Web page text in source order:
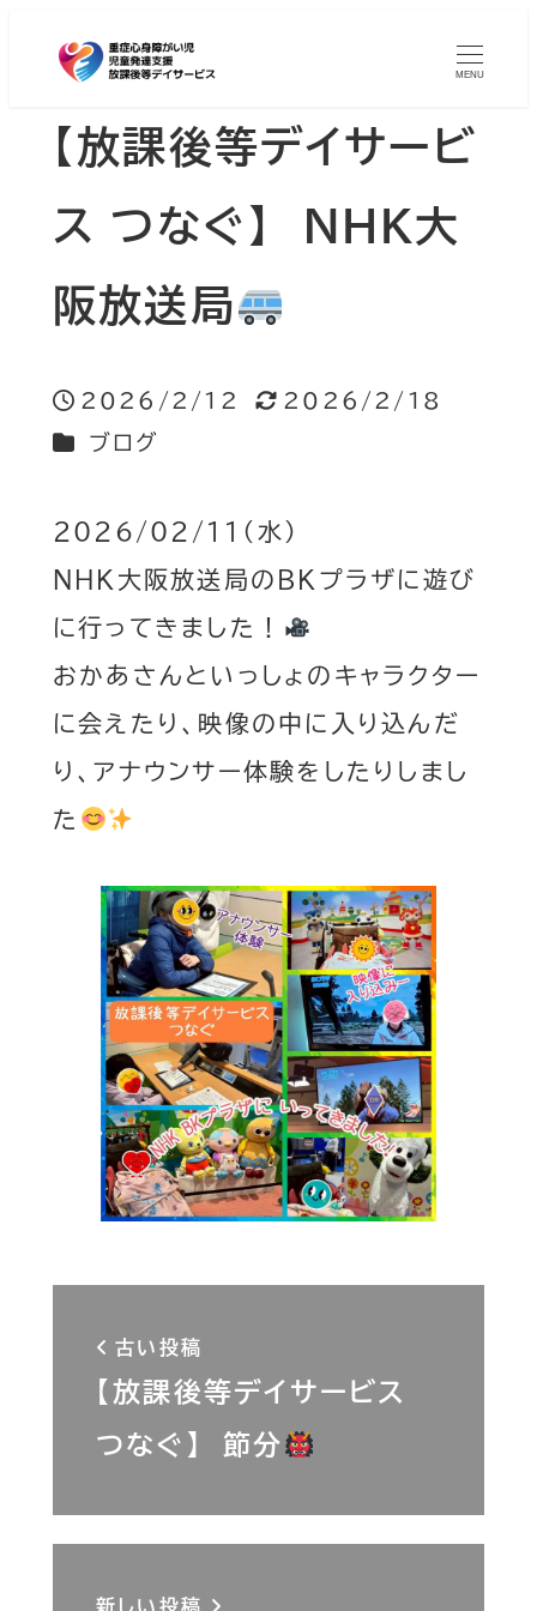
MENU
【放課後等デイサービ
ス つなぐ】 NHK大
阪放送局
2026/2/12
2026/2/18
カテゴリー
ブログ
2026/02/11（水）
NHK大阪放送局のBKプラザに遊び
に行ってきました！
おかあさんといっしょのキャラクター
に会えたり、映像の中に入り込んだ
り、アナウンサー体験をしたりしまし
た
古い投稿
【放課後等デイサービス
つなぐ】 節分
新しい投稿